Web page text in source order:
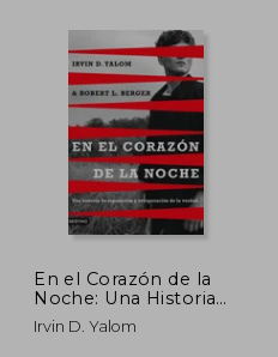
En el Corazón de la
Noche: Una Historia
de Reparación y
Recuperación de la
Irvin D. Yalom